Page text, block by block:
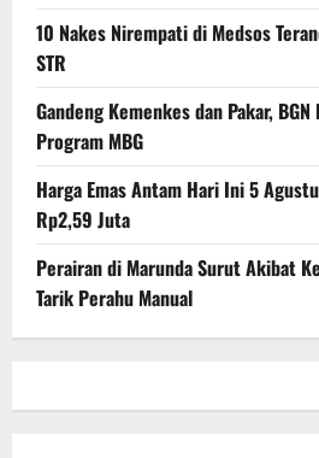
10 Nakes Nirempati di Medsos
STR
Gandeng Kemenkes dan Pakar,
Program MBG
Harga Emas Antam Hari Ini 5
Rp2,59 Juta
Perairan di Marunda Surut Akibat
Tarik Perahu Manual